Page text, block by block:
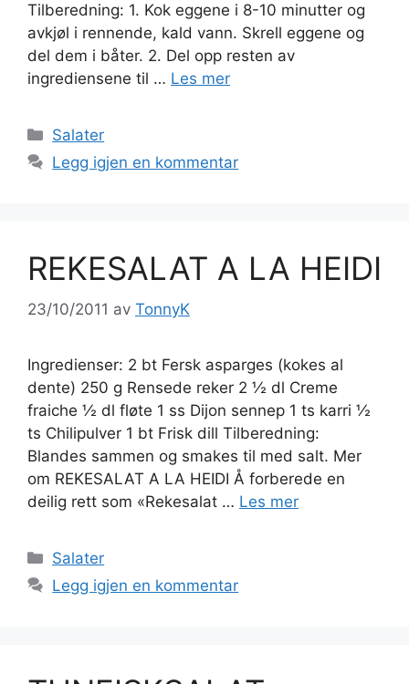
Tilberedning: 1. Kok eggene i 8-10 minutter og
avkjøl i rennende, kald vann. Skrell eggene og
del dem i båter. 2. Del opp resten av
ingrediensene til … Les mer
Kategorier
Salater
Legg igjen en kommentar
REKESALAT A LA HEIDI
23/10/2011 av TonnyK
Ingredienser: 2 bt Fersk asparges (kokes al
dente) 250 g Rensede reker 2 ½ dl Creme
fraiche ½ dl fløte 1 ss Dijon sennep 1 ts karri ½
ts Chilipulver 1 bt Frisk dill Tilberedning:
Blandes sammen og smakes til med salt. Mer
om REKESALAT A LA HEIDI Å forberede en
deilig rett som «Rekesalat … Les mer
Kategorier
Salater
Legg igjen en kommentar